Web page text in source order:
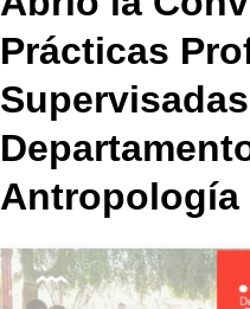
Prácticas
Antropología